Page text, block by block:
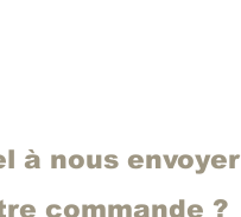
à nous envoyer
commande ?